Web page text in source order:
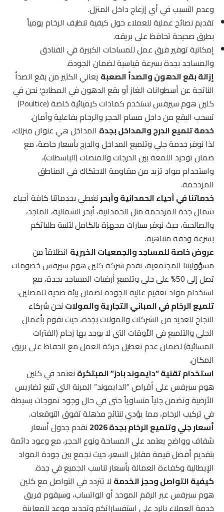
وعدم التسبب في أي إزعاج داخل المنزل.
تقديم نصائح عملية للعملاء حول كيفية تنظيف الرخام يومياً
بطرق صحيحة تحافظ على بريقه.
إمكانية توفير فرق عمل للمساحات الكبيرة في الفنادق
والمساجد بجدة بسرعة قياسية لضمان الجودة.
إزالة بقع الدهون والصدأ الصعبةيعاني الكثير من بقع الصدأ
الناتجة عن أسطوانات الغاز أو بقع الدهون في المطابخ؛ نحن في
كلين هوم سيرفس نستخدم كمادات كيميائية خاصة (Poultice)
تسحب البقع من داخل مسام الحجر والرخام بفاعلية وأمان.
خدمة تلميع الدرج والمداخل بجدةالمداخل هي عنوان منزلك،
لذا نوفر خدمة جلي وتلميع المداخل والدرج بأسعار خاصة، مع
ضمان توحيد اللمعة بين الدرجات والمنصات (الباسطات)،
واستخدام مواد تزيد من مقاومة الاحتكاك في المناطق
المزدحمة.
خدماتنا في أحياء الحمدانية وأبحرنغطي بخدماتنا كافة أحياء
شمال جدة المزدحمة مثل الحمدانية، أبحر الشمالية، الماجد،
والصالحية، حيث نوفر سيارات مجهزة بالكامل لتلبية طلباتكم
بسرعة ودقة متناهية.
عروض خاصة للمساجد والجمعيات الخيريةانطلاقاً من
مسؤوليتنا المجتمعية، تقدم شركة كلين هوم سيرفس خصومات
تصل إلى 50% على جلي وتلميع أرضيات المساجد بجدة، مع
استخدام مواد تعقيم عالية الجودة لضمان بيئة صحية للمصلين.
تلميع الرخام في المباني التجارية والمولاتنحن شركاء
النجاح للعديد من الشركات والمولات بجدة، حيث نقوم بأعمال
الجلي والتلميع في الأوقات التي لا يوجد بها زحام (الفترات
المسائية) لضمان عدم تعطيل حركة العمل مع الحفاظ على بريق
المكان.
استخدام تقنية “دايموند بادز” المبتكرةنعتمد في كلين
هوم سيرفس على أقراص “الدايموند” المرنة التي تتبع تضاريس
الأرضية وتضمن جلياً متساوياً حتى في حال وجود تموجات بسيطة
في تركيب الرخام، مما يؤدي لنتائج مذهلة تفوق التوقعات.
أسعار جلي وتلميع الرخام بجدة 2026
نقدم جدول أسعار
شفاف وواضح يعتمد على المساحة ونوع الحجر، مع وعود دائمة
بتقديم أفضل قيمة مقابل السعر، حيث نجمع بين جودة المواد
الإيطالية وكفاءة العمالة بأسعار تناسب الجميع في جدة.
كيفية التواصل وحجز الخدمةلا تتردد في التواصل مع كلين
هوم سيرفس عبر الرقم الموحد أو الواتساب، وسيقوم فريق
خدمة العملاء بالرد على استفساراتكم وتحديد موعد للمعاينة